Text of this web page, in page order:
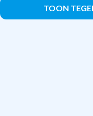
TOON